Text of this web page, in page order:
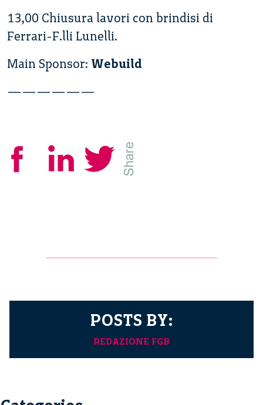
13,00 Chiusura lavori con brindisi di
Ferrari-F.lli Lunelli.
Main Sponsor: Webuild
——————
POSTS BY:
REDAZIONE FGB